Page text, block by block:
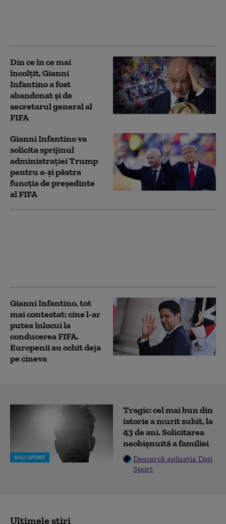
Din ce în ce mai
încolțit, Gianni
Infantino a fost
abandonat și de
secretarul general al
FIFA
Gianni Infantino va
solicita sprijinul
administraţiei Trump
pentru a-şi păstra
funcţia de preşedinte
al FIFA
Gianni Infantino, tot
mai contestat: cine l-ar
putea înlocui la
conducerea FIFA.
Europenii au ochit deja
pe cineva
DIGI SPORT
Tragic: cel mai bun din
istorie a murit subit, la
43 de ani. Solicitarea
neobișnuită a familiei
Descarcă aplicația Digi
Sport
Ultimele știri